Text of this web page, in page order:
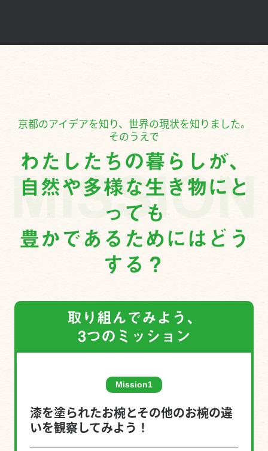
京都のアイデアを知り、世界の現状を知りました。
そのうえで
わたしたちの暮らしが、
自然や多様な生き物にと
っても
豊かであるためにはどう
する？
取り組んでみよう、
3つのミッション
漆を塗られたお椀とその他のお椀の違
いを観察してみよう！